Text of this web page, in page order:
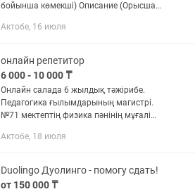
бойынша көмекші) Описание (Орысша):
Ответственная, порядочная и очень
Актобе, 16 июля
онлайн репетитор
6 000 - 10 000 ₸
Онлайн салада 6 жылдық тәжірибе.
Педагогика ғылымдарының магистрі.
№71 мектептің физика пәнінің мұғалімі
кл пәндерінен онлайн репетитор.
Актобе, 18 июля
Duolingo Дуолинго - помогу сдать!
от 150 000 ₸